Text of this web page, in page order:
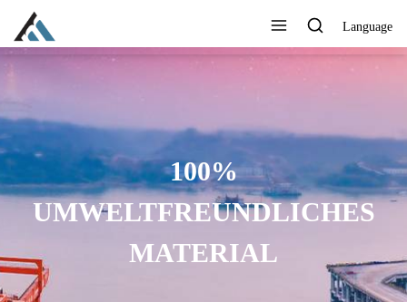
Language
100%
UMWELTFREUNDLICHES
MATERIAL